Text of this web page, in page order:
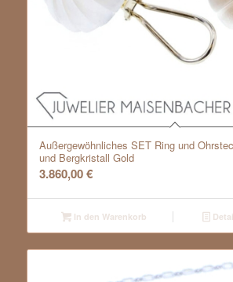
Außergewöhnliches SET Ring und
und Bergkristall Gold
3.860,00€
In den Warenkorb